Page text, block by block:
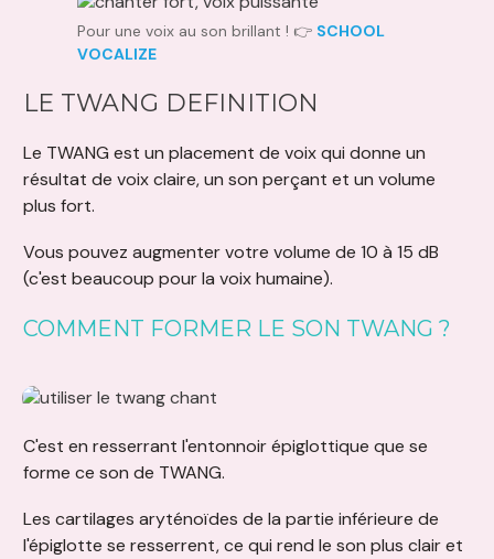
Pour une voix au son brillant ! 👉 SCHOOL
VOCALIZE
LE TWANG DEFINITION
Le TWANG est un placement de voix qui donne un
résultat de voix claire, un son perçant et un volume
plus fort.
Vous pouvez augmenter votre volume de 10 à 15 dB
(c'est beaucoup pour la voix humaine).
COMMENT FORMER LE SON TWANG ?
C'est en resserrant l'entonnoir épiglottique que se
forme ce son de TWANG.
Les cartilages aryténoïdes de la partie inférieure de
l'épiglotte se resserrent, ce qui rend le son plus clair et